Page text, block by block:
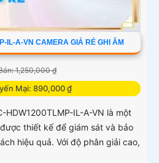
IL-A-VN CAMERA GIÁ RẺ GHI ÂM
1,250,000 ₫
Mại: 890,000 ₫
HDW1200TLMP-IL-A-VN là một
thiết kế để giám sát và bảo
hiệu quả. Với độ phân giải cao,